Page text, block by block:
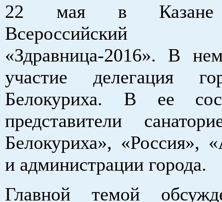
22 мая в Казане
«Здравница-2016». В
участие делегация
Белокуриха. В ее
представители
Белокуриха», «Россия»,
и администрации города.
Главной темой